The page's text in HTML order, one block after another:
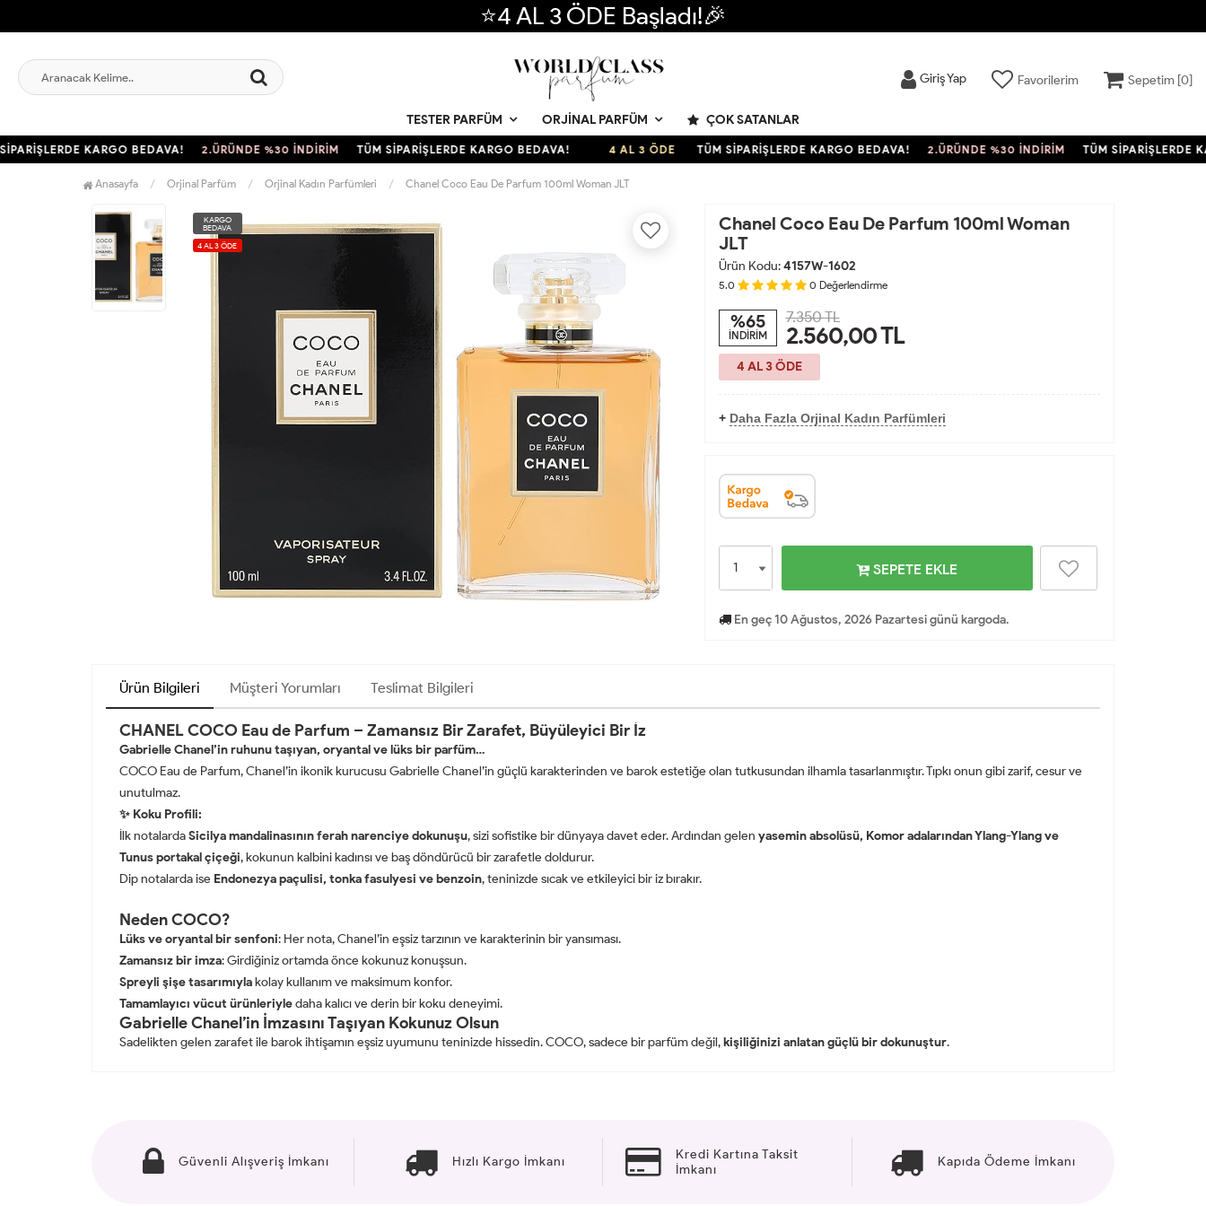
⭐4 AL 3 ÖDE Başladı!🎉
Giriş Yap Favorilerim Sepetim [0]
TESTER PARFÜM ORJINAL PARFÜM ÇOK SATANLAR
KARGO BEDAVA! 2.ÜRÜNDE %30 İNDİRİM TÜM SİPARİŞLERDE KARGO BEDAVA! 4 AL 3 ÖDE TÜM SİPARİŞLERDE KARGO BEDAVA! 2.ÜRÜNDE %30 İNDİRİM TÜM SİPARİŞLERDE
Anasayfa Orjinal Parfüm Orjinal Kadın Parfümleri Chanel Coco Eau De Parfum 100ml Woman JLT
KARGO
BEDAVA
4 AL 3 ÖDE
Chanel Coco Eau De Parfum 100ml Woman
JLT
Ürün Kodu:4157W-1602
5.0 0 Değerlendirme
%65
İNDİRİM
7.350 TL
2.560,00TL
4 AL 3 ÖDE
+ Daha Fazla Orjinal Kadın Parfümleri
SEPETE EKLE
En geç 10 Ağustos, 2026 Pazartesi günü kargoda.
Ürün Bilgileri Müşteri Yorumları Teslimat Bilgileri
CHANEL COCO Eau de Parfum – Zamansız Bir Zarafet, Büyüleyici Bir İz
Gabrielle Chanel’in ruhunu taşıyan, oryantal ve lüks bir parfüm…
COCO Eau de Parfum, Chanel’in ikonik kurucusu Gabrielle Chanel’in güçlü karakterinden ve barok estetiğe olan tutkusundan ilhamla tasarlanmıştır. Tıpkı onun gibi zarif, cesur ve
unutulmaz.
✨ Koku Profili:
İlk notalardaSicilya mandalinasının ferah narenciye dokunuşu, sizi sofistike bir dünyaya davet eder. Ardından gelen yasemin absolüsü, Komor adalarından Ylang-Ylang ve
Tunus portakal çiçeği, kokunun kalbini kadınsı ve baş döndürücü bir zarafetle doldurur.
Dip notalarda ise Endonezya paçulisi, tonka fasulyesi ve benzoin, teninizde sıcak ve etkileyici bir iz bırakır.
Neden COCO?
Lüks ve oryantal bir senfoni: Her nota, Chanel’in eşsiz tarzının ve karakterinin bir yansıması.
Zamansız bir imza: Girdiğiniz ortamda önce kokunuz konuşsun.
Spreyli şişe tasarımıylakolay kullanım ve maksimum konfor.
Tamamlayıcı vücut ürünleriyledaha kalıcı ve derin bir koku deneyimi.
Gabrielle Chanel’in İmzasını Taşıyan Kokunuz Olsun
Sadelikten gelen zarafet ile barok ihtişamın eşsiz uyumunu teninizde hissedin. COCO, sadece bir parfüm değil,kişiliğinizi anlatan güçlü bir dokunuştur.
Güvenli Alışveriş İmkanı Hızlı Kargo İmkanı
Kredi Kartına Taksit
İmkanı
Kapıda Ödeme İmkanı